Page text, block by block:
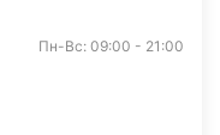
Пн-Вс: 09:00 - 21:00